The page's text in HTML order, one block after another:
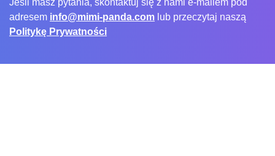
Jeśli masz pytania, skontaktuj się z nami e-mailem pod
adresem info@mimi-panda.com lub przeczytaj naszą
Politykę Prywatności